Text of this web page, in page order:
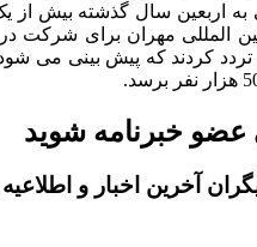
المللی مهران برای شرکت در
کردند که پیش بینی می
عضو خبرنامه شوید
آخرین اخبار و